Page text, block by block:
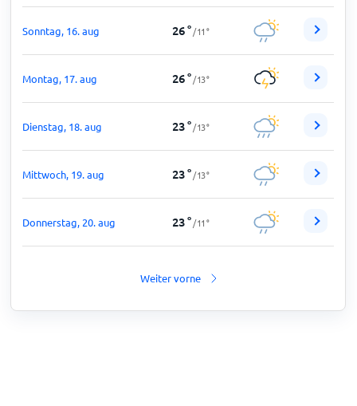
Sonntag, 16. aug 26° /11°
Montag, 17. aug 26° /13°
Dienstag, 18. aug 23° /13°
Mittwoch, 19. aug 23° /13°
Donnerstag, 20. aug 23° /11°
Weiter vorne